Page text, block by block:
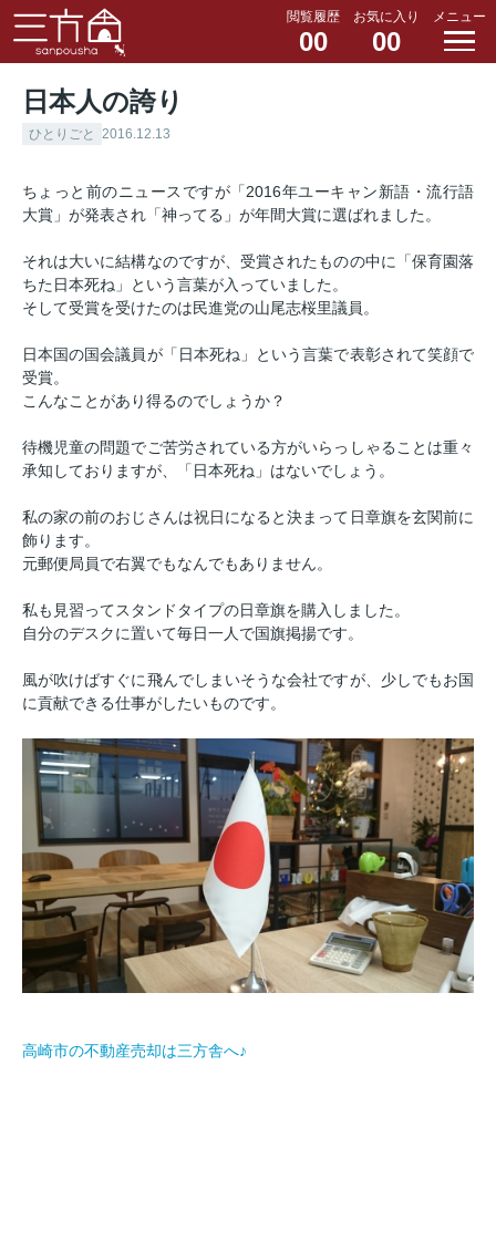
閲覧履歴
00
お気に入り
00
メニュー
日本人の誇り
ひとりごと 2016.12.13
ちょっと前のニュースですが「2016年ユーキャン新語・流行語
大賞」が発表され「神ってる」が年間大賞に選ばれました。
それは大いに結構なのですが、受賞されたものの中に「保育園落
ちた日本死ね」という言葉が入っていました。
そして受賞を受けたのは民進党の山尾志桜里議員。
日本国の国会議員が「日本死ね」という言葉で表彰されて笑顔で
受賞。
こんなことがあり得るのでしょうか？
待機児童の問題でご苦労されている方がいらっしゃることは重々
承知しておりますが、「日本死ね」はないでしょう。
私の家の前のおじさんは祝日になると決まって日章旗を玄関前に
飾ります。
元郵便局員で右翼でもなんでもありません。
私も見習ってスタンドタイプの日章旗を購入しました。
自分のデスクに置いて毎日一人で国旗掲揚です。
風が吹けばすぐに飛んでしまいそうな会社ですが、少しでもお国
に貢献できる仕事がしたいものです。
高崎市の不動産売却は三方舎へ♪